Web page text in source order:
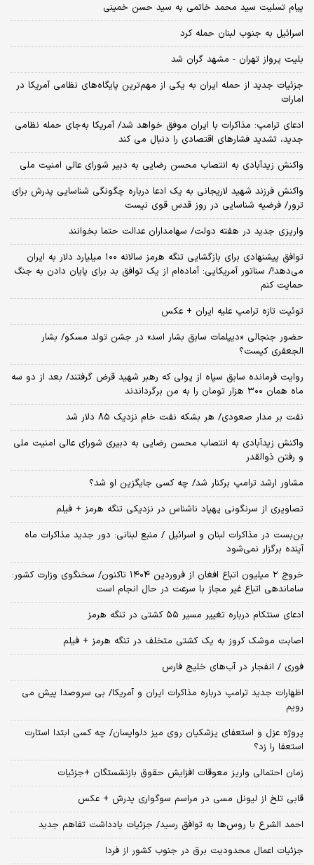
پیام تسلیت سید محمد خاتمی به سید حسن خمینی
اسرائیل به جنوب لبنان حمله کرد
بلیت پرواز تهران - مشهد گران شد
جزئیات جدید از حمله ایران به یکی از مهم‌ترین پایگاه‌های نظامی آمریکا در
امارات
ادعای ترامپ: مذاکرات با ایران موفق خواهد شد/ آمریکا به‌جای حمله نظامی
جدید، تشدید فشارهای اقتصادی را دنبال می کند
واکنش زیدآبادی به انتصاب محسن رضایی به دبیر شورای عالی امنیت ملی
واکنش فرزند شهید لاریجانی به یک ادعا درباره چگونگی شناسایی پدرش برای
ترور/ فرضیه شناسایی در روز قدس قوی نیست
واریزی جدید در هفته دولت/ سهامداران عدالت حتما بخوانند
توافق پیشنهادی برای بازگشایی تنگه هرمز سالانه ۱۰۰ میلیارد دلار به ایران
می‌دهد!/ سناتور آمریکایی: آماده‌ام از یک توافق بد برای پایان دادن به جنگ
حمایت کنم
توئیت تازه ترامپ علیه ایران + عکس
حضور جنجالی «دیپلمات سابق بشار اسد» در جشن تولد مسکو/ بشار
الجعفری کیست؟
روایت فرمانده سابق سپاه از پولی که رهبر شهید قرض گرفتند/ بعد از دو سه
ماه همان ۳۰۰ هزار تومان را به من برگرداندند
نفت بر مدار صعودی/ هر بشکه نفت خام نزدیک ۸۵ دلار شد
واکنش زیدآبادی به انتصاب محسن رضایی به دبیری شورای عالی امنیت ملی
و رفتن ذوالقدر
مشاور ارشد ترامپ برکنار شد/ چه کسی جایگزین او شد؟
تصاویری از سرنگونی پهپاد ناشناس در نزدیکی تنگه هرمز + فیلم
بن‌بست در مذاکرات لبنان و اسرائیل / منبع لبنانی: دور جدید مذاکرات ماه
آینده برگزار نمی‌شود
خروج ۲ میلیون اتباع افغان از فروردین ۱۴۰۴ تاکنون/ سخنگوی وزارت کشور:
ساماندهی اتباع غیر مجاز با سرعت در حال انجام است
ادعای سنتکام درباره تغییر مسیر ۵۵ کشتی در تنگه هرمز
اصابت موشک کروز به یک کشتی متخلف در تنگه هرمز + فیلم
فوری / انفجار در آب‌های خلیج فارس
اظهارات جدید ترامپ درباره مذاکرات ایران و آمریکا/ بی سروصدا پیش می
رویم
پروژه عزل و استعفای پزشکیان روی میز دلواپسان/ چه کسی ابتدا استارت
استعفا را زد؟
زمان احتمالی واریز معوقات افزایش حقوق بازنشستگان +جزئیات
قابی تلخ از لیونل مسی در مراسم سوگواری پدرش + عکس
احمد الشرع با روس‌ها به توافق رسید/ جزئیات یادداشت تفاهم جدید
جزئیات اعمال محدودیت برق در جنوب کشور از فردا